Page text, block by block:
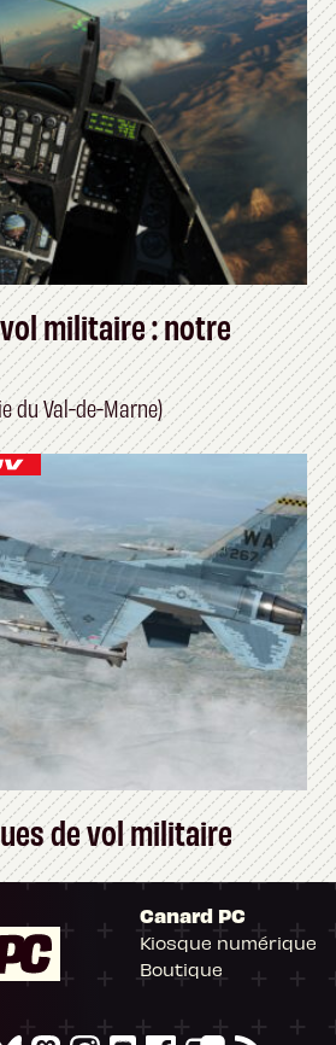
militaire : notre
du Val-de-Marne)
de vol militaire
Canard PC
Kiosque numérique
Boutique